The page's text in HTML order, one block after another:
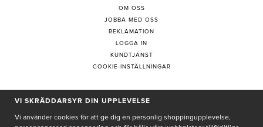
OM OSS
JOBBA MED OSS
REKLAMATION
LOGGA IN
KUNDTJÄNST
COOKIE-INSTÄLLNINGAR
PRENUMERERA PÅ NYHETSBREV
VI SKRÄDDARSYR DIN UPPLEVELSE
Vi använder cookies för att ge dig en personlig shoppingupplevelse,